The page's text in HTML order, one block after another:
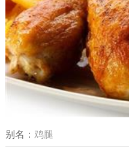
别名： 鸡腿